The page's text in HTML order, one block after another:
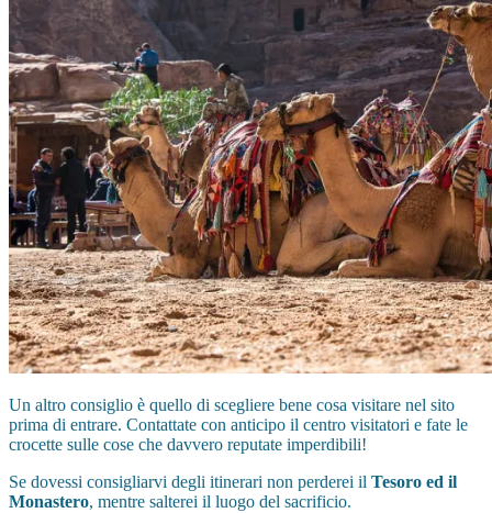
Un altro consiglio è quello di scegliere bene cosa visitare nel sito
prima di entrare. Contattate con anticipo il centro visitatori e fate le
crocette sulle cose che davvero reputate imperdibili!
Se dovessi consigliarvi degli itinerari non perderei il Tesoro ed il
Monastero, mentre salterei il luogo del sacrificio.